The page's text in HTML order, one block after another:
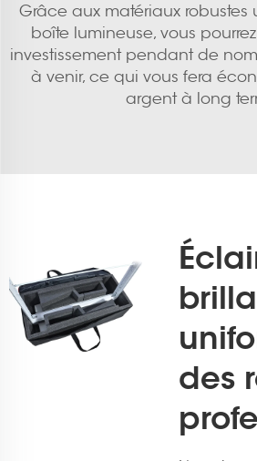
Grâce aux matériaux robustes
boîte lumineuse, vous
investissement pendant de
à venir, ce qui vous fera
argent à long
des